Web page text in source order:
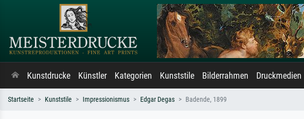
Kunstdrucke Künstler Kategorien Kunststile Bilderrahmen Druckmedien
Startseite Kunststile Impressionismus Edgar Degas Badende, 1899